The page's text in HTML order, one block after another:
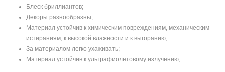
Блеск бриллиантов;
Декоры разнообразны;
Материал устойчив к химическим повреждениям, механическим
истираниям, к высокой влажности и к выгоранию;
За материалом легко ухаживать;
Материал устойчив к ультрафиолетовому излучению;